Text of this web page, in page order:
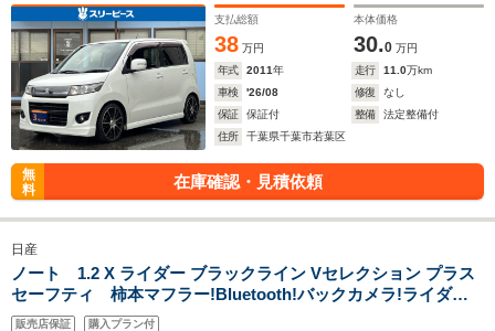
支払総額
38 万円
本体価格
30.0 万円
年式
2011年 走行 11.0万km
車検
'26/08 修復
なし
保証
保証付 整備
法定整備付
住所
千葉県千葉市若葉区
無
料
在庫確認・見積依頼
日産
ノート 1.2 X ライダー ブラックライン Vセレクション プラス
セーフティ 柿本マフラー!Bluetooth!バックカメラ!ライダー
専用アルミ!ETC!
販売店保証 購入プラン付